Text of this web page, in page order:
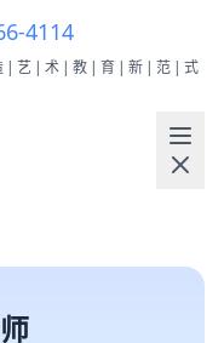
4114
|艺|术|教|育|新|范|式